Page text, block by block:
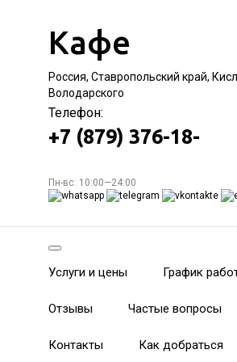
Кафе
Россия, Ставропольский край,
Володарского
Телефон:
+7 (879) 376-18-
Пн-вс: 10:00—24:00
Услуги и цены График
Отзывы Частые вопросы
Контакты Как добраться